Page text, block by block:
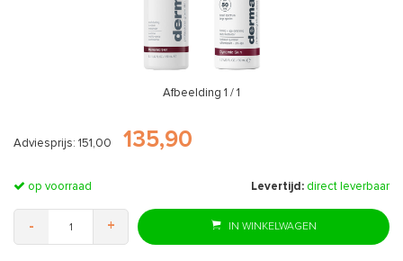
Afbeelding 1 / 1
Adviesprijs: 151,00 135,90
op voorraad Levertijd: direct leverbaar
- + IN WINKELWAGEN